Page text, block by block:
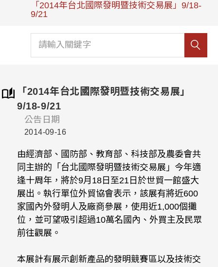
「2014年台北國際發明暨技術交易展」9/18-
9/21
「2014年台北國際發明暨技術交易展」
9/18-9/21
公告日期
2014-09-16
由經濟部、國防部、教育部、科技部及農委會共
同主辦的「台北國際發明暨技術交易展」今年適
逢十周年，將於9月18日至21日於世貿一館盛大
展出。執行單位外貿協會表示，該展有將近600
家國內外發明人及廠商參展，使用近1,000個攤
位，並可望吸引超過10萬名國內、外買主及民眾
前往觀展。
本展計有展示創新產品的發明競賽區以及技術交